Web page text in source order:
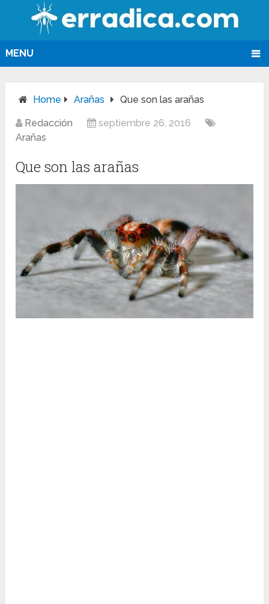
MENU
Home Arañas Que son las arañas
Redacción
septiembre 26, 2016
Arañas
Que son las arañas